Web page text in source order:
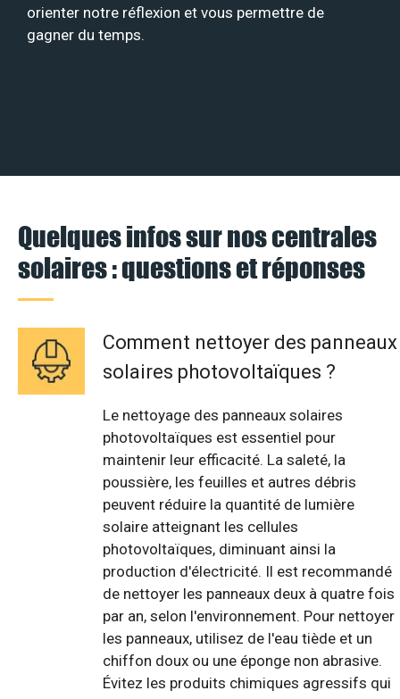
orienter notre réflexion et vous permettre de
gagner du temps.
Quelques infos sur nos centrales
solaires : questions et réponses
Comment nettoyer des panneaux
solaires photovoltaïques ?
Le nettoyage des panneaux solaires
photovoltaïques est essentiel pour
maintenir leur efficacité. La saleté, la
poussière, les feuilles et autres débris
peuvent réduire la quantité de lumière
solaire atteignant les cellules
photovoltaïques, diminuant ainsi la
production d'électricité. Il est recommandé
de nettoyer les panneaux deux à quatre fois
par an, selon l'environnement. Pour nettoyer
les panneaux, utilisez de l'eau tiède et un
chiffon doux ou une éponge non abrasive.
Évitez les produits chimiques agressifs qui